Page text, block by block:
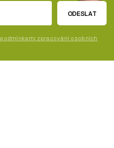
ODESLAT
podmínkami zpracování osobních